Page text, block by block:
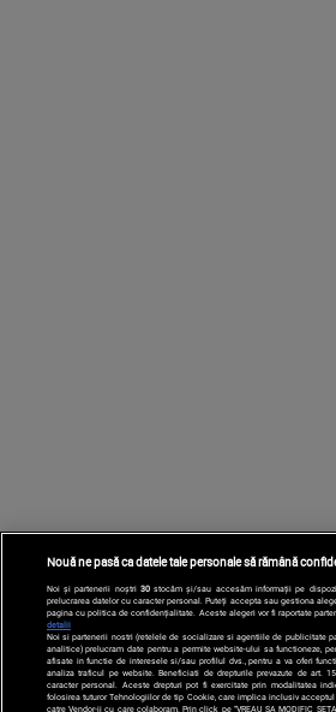
Nouă ne pasă ca datele tale personale să rămână
Noi și partenerii noștri 30stocăm și/sau accesăm informații pe
prelucrarea datelor cu caracter personal. Puteți accepta sau gestiona
pagina cu politica de confidențialitate. Aceste alegeri vor fi raportate
detalii
Noi si partenerii nostri (retelele de socializare si agentiile de publicitate
analitice) prelucram date pentru a permite website-ului sa functioneze,
afisate in functie de interesele si/sau profilul dvs., pentru a va oferi
analiza traficul pe website. Beneficiati de drepturile prevazute de art.
caracter personal. Aceste drepturi pot fi exercitate prin modalitatea
folosirea tuturor Tehnologiilor de tip Cookie, care implica inclusiv
catre Vendor-ii cu care colaboram. Prin click pe “VREAU SA MODIFIC